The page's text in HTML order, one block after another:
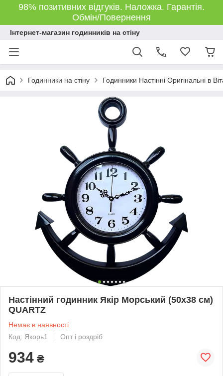
98% позитивних відгуків. Наложка. Гарантія.
Обмін/Повернення
Інтернет-магазин годинників на стіну
Годинники на стіну Годинники Настінні Оригінальні в
Настінний годинник Якір Морський (50х38 см)
QUARTZ
Немає в наявності
Код: Якорь1
Опт і роздріб
934 ₴